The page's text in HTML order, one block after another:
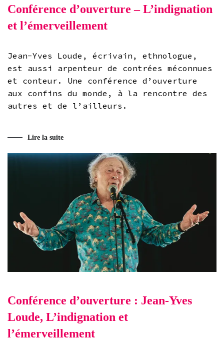
Conférence d’ouverture – L’indignation
et l’émerveillement
Jean-Yves Loude, écrivain, ethnologue,
est aussi arpenteur de contrées méconnues
et conteur. Une conférence d’ouverture
aux confins du monde, à la rencontre des
autres et de l’ailleurs.
Lire la suite
Conférence d’ouverture : Jean-Yves
Loude, L’indignation et
l’émerveillement